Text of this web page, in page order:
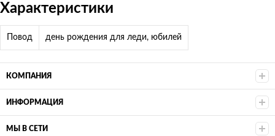
Характеристики
Повод день рождения для леди, юбилей
КОМПАНИЯ
ИНФОРМАЦИЯ
МЫ В СЕТИ